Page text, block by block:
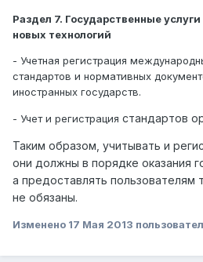
Раздел 7. Государственные
новых технологий
- Учетная регистрация
стандартов и нормативных
иностранных государств.
- Учет и регистрация стандартов
Таким образом, учитывать и
они должны в порядке оказания
а предоставлять пользователям
не обязаны.
Изменено 17 Мая 2013